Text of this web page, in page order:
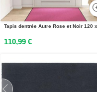
110,99 €